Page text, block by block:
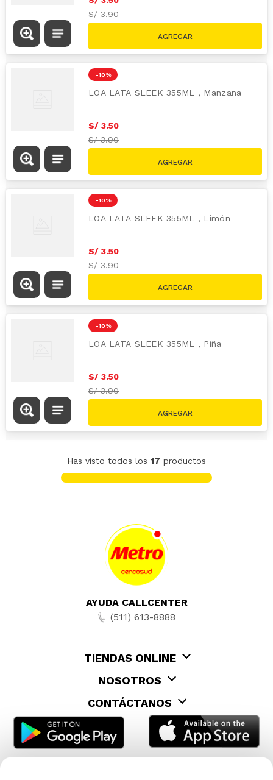
S/3.90
-10 %
LOA LATA SLEEK 355ML , Manzana
S/ 3.50
S/3.90
-10 %
LOA LATA SLEEK 355ML , Limón
S/ 3.50
S/3.90
-10 %
LOA LATA SLEEK 355ML , Piña
S/ 3.50
S/3.90
Has visto todos los 17 productos
AYUDA CALLCENTER
(511) 613-8888
TIENDAS ONLINE
NOSOTROS
CONTÁCTANOS